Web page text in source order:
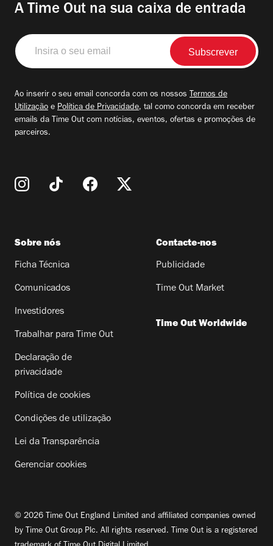
A Time Out na sua caixa de entrada
Insira
o
seu
Ao inserir o seu email concorda com os nossos Termos de
Utilização e Política de Privacidade, tal como concorda em receber
emails da Time Out com notícias, eventos, ofertas e promoções de
parceiros.
Sobre nós
Ficha Técnica
Comunicados
Investidores
Trabalhar para Time Out
Declaração de
privacidade
Política de cookies
Condições de utilização
Lei da Transparência
Gerenciar cookies
Contacte-nos
Publicidade
Time Out Market
Time Out Worldwide
© 2026 Time Out England Limited and affiliated companies owned
by Time Out Group Plc. All rights reserved. Time Out is a registered